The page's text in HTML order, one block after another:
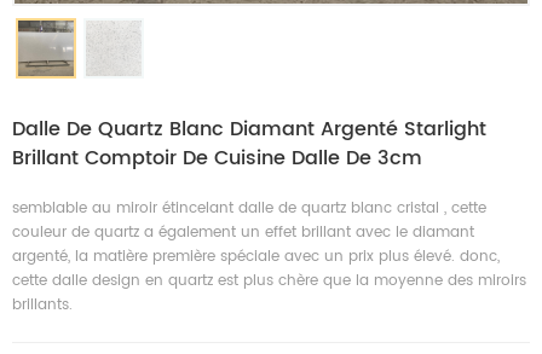
Dalle De Quartz Blanc Diamant Argenté Starlight
Brillant Comptoir De Cuisine Dalle De 3cm
semblable au miroir étincelant dalle de quartz blanc cristal , cette
couleur de quartz a également un effet brillant avec le diamant
argenté, la matière première spéciale avec un prix plus élevé. donc,
cette dalle design en quartz est plus chère que la moyenne des miroirs
brillants.